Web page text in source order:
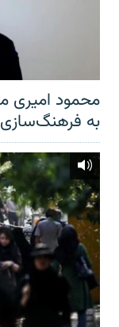
محمود امیری
به فرهنگ‌سازی